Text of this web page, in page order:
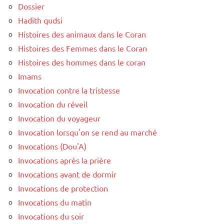
Dossier
Hadith qudsi
Histoires des animaux dans le Coran
Histoires des Femmes dans le Coran
Histoires des hommes dans le coran
Imams
Invocation contre la tristesse
Invocation du réveil
Invocation du voyageur
Invocation lorsqu'on se rend au marché
Invocations (Dou'A)
Invocations après la prière
Invocations avant de dormir
Invocations de protection
Invocations du matin
Invocations du soir